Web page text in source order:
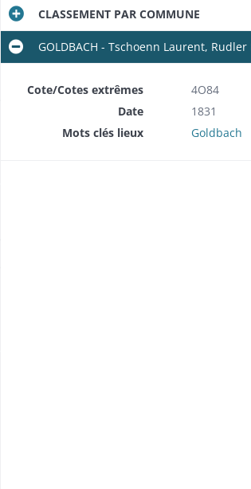
CLASSEMENT PAR COMMUNE
GOLDBACH - Tschoenn Laurent,
Cote/Cotes extrêmes
4O84
Date
1831
Mots clés lieux
Goldbach